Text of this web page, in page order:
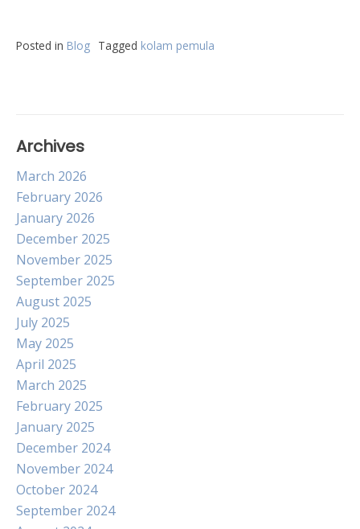
Posted in Blog Tagged kolam pemula
Archives
March 2026
February 2026
January 2026
December 2025
November 2025
September 2025
August 2025
July 2025
May 2025
April 2025
March 2025
February 2025
January 2025
December 2024
November 2024
October 2024
September 2024